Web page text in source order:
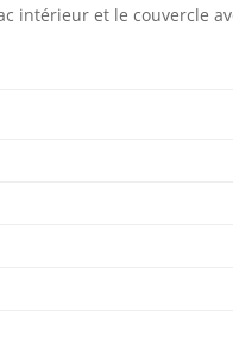
intérieur et le couvercle